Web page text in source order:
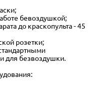
бевоздушкой;
до краскопульта - 45
розетки;
для безвоздушки.